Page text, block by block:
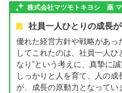
株式会社マツモトキヨシ 薬
社員一人ひとりの成長
優れた経営方針や戦略があ
してこれたのは、社員一人ひ
なり”という考えに、真摯に
しっかりと人を育て、人の
が、成長の原動力となってい